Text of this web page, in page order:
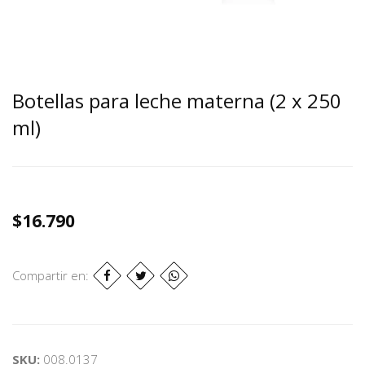
Botellas para leche materna (2 x 250
ml)
$16.790
Compartir en:
SKU: 008.0137